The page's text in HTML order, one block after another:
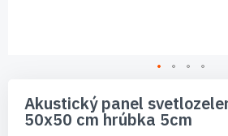
začiatok
galérie
Akustický panel
50x50 cm hrúbka 5cm